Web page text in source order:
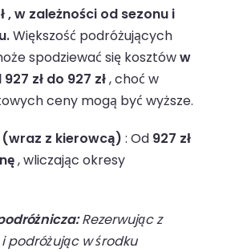
, w zależności od sezonu i
Większość podróżujących
spodziewać się kosztóww
zł do 927 zł, choć w
ceny mogą być wyższe.
z kierowcą) : Od 927 zł
, wliczając okresy
Rezerwując z
podróżując w środku